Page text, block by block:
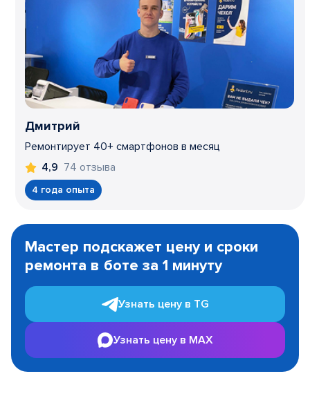
Дмитрий
Ремонтирует 40+ смартфонов в месяц
4,9 74 отзыва
4 года опыта
1
Мастер подскажет цену и сроки
ремонта в боте за 1 минуту
Узнать цену в TG
Узнать цену в MAX